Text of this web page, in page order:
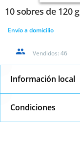
10 sobres de 120
Envío a domicilio
Vendidos: 46
Información local
Condiciones